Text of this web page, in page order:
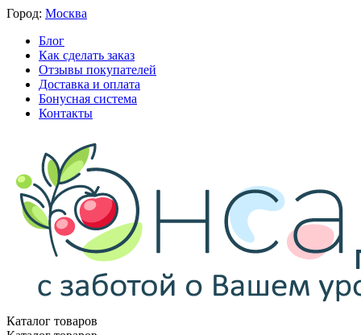
Город: Москва
Блог
Как сделать заказ
Отзывы покупателей
Доставка и оплата
Бонусная система
Контакты
Каталог товаров